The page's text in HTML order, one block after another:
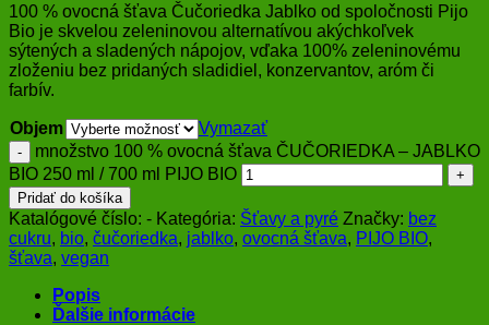
100 % ovocná šťava Čučoriedka Jablko od spoločnosti Pijo
Bio je skvelou zeleninovou alternatívou akýchkoľvek
sýtených a sladených nápojov, vďaka 100% zeleninovému
zloženiu bez pridaných sladidiel, konzervantov, aróm či
farbív.
Objem
Vymazať
množstvo 100 % ovocná šťava ČUČORIEDKA – JABLKO
BIO 250 ml / 700 ml PIJO BIO
Pridať do košíka
Katalógové číslo: - Kategória: Šťavy a pyré Značky: bez
cukru, bio, čučoriedka, jablko, ovocná šťava, PIJO BIO,
šťava, vegan
Popis
Ďalšie informácie